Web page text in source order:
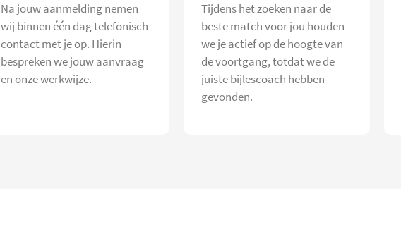
Na jouw aanmelding nemen
wij binnen één dag telefonisch
contact met je op. Hierin
bespreken we jouw aanvraag
en onze werkwijze.
Tijdens het zoeken naar de
beste match voor jou houden
we je actief op de hoogte van
de voortgang, totdat we de
juiste bijlescoach hebben
gevonden.